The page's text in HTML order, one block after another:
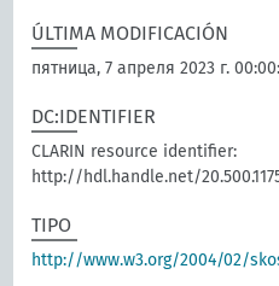
ÚLTIMA MODIFICACIÓN
пятница, 7 апреля 2023 г.
DC:IDENTIFIER
CLARIN resource identifier:
http://hdl.handle.net/
TIPO
http://www.w3.org/2004/02/